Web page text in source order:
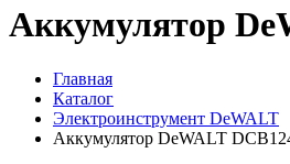
Аккумулятор
Главная
Каталог
Электроинструмент DeWALT
Аккумулятор DeWALT